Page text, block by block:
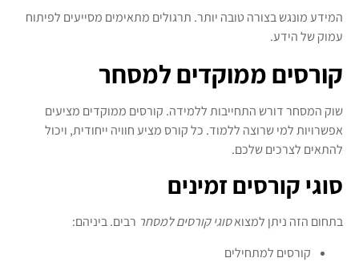
המידע מונגש בצורה טובה יותר. תרגולים מתאימים מסייעים לפיתוח
עמוק של הידע.
קורסים ממוקדים למסחר
שוק המסחר דורש התחייבות ללמידה. קורסים ממוקדים מציעים
אפשרויות למי שרוצה ללמוד. כל קורס מציע חוויה ייחודית, ויכול
להתאים לצרכים שלכם.
סוגי קורסים זמינים
בתחום הזה ניתן למצואסוגי קורסים למסחר רבים. ביניהם:
קורסים למתחילים